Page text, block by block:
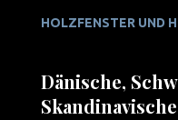
HOLZFENSTER UND
Dänische,